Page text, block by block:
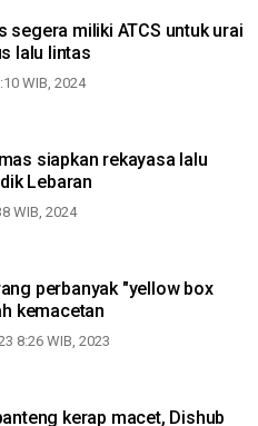
lalu lintas
WIB, 2024
siapkan rekayasa lalu
lintas saat mudik Lebaran
WIB, 2024
kemacetan
8:26 WIB, 2023
kerap macet, Dishub